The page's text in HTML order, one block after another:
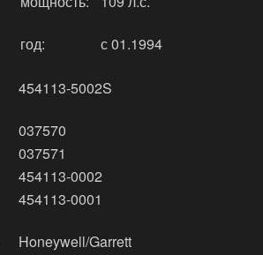
год: с 01.1994
454113-5002S
037570
037571
454113-0002
454113-0001
Honeywell/Garrett